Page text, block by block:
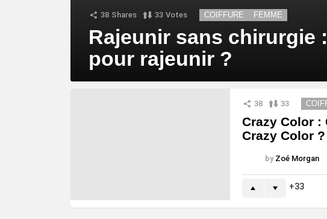
38 Shares 33 Votes COIFFURE FEMME
Rajeunir sans chirurgie
pour rajeunir ?
38 33
Crazy Color :
Crazy Color ?
by Zoé Morgan
33